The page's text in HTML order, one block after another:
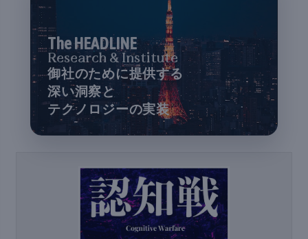
The HEADLINE
Research & Institute
御社のために提供する
深い洞察と
テクノロジーの実装